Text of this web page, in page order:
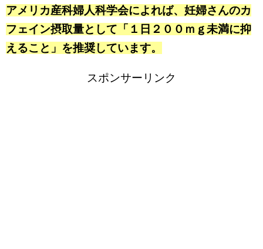
アメリカ産科婦人科学会によれば、妊婦さんのカ
フェイン摂取量として「１日２００ｍｇ未満に抑
えること」を推奨しています。
スポンサーリンク